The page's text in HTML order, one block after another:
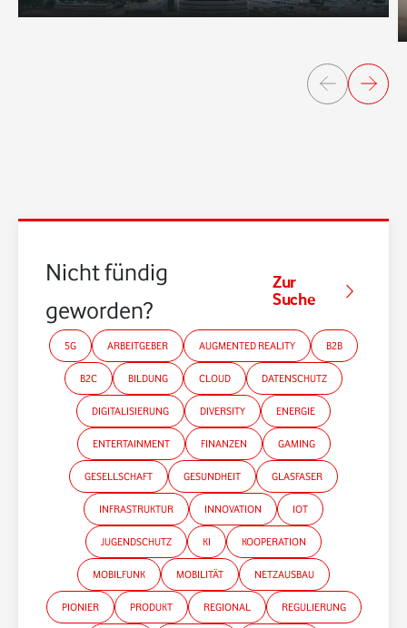
Nicht fündig
geworden?
Zur
Suche
5G ARBEITGEBER AUGMENTED REALITY B2B
B2C BILDUNG CLOUD DATENSCHUTZ
DIGITALISIERUNG DIVERSITY ENERGIE
ENTERTAINMENT FINANZEN GAMING
GESELLSCHAFT GESUNDHEIT GLASFASER
INFRASTRUKTUR INNOVATION IOT
JUGENDSCHUTZ KI KOOPERATION
MOBILFUNK MOBILITÄT NETZAUSBAU
PIONIER PRODUKT REGIONAL REGULIERUNG